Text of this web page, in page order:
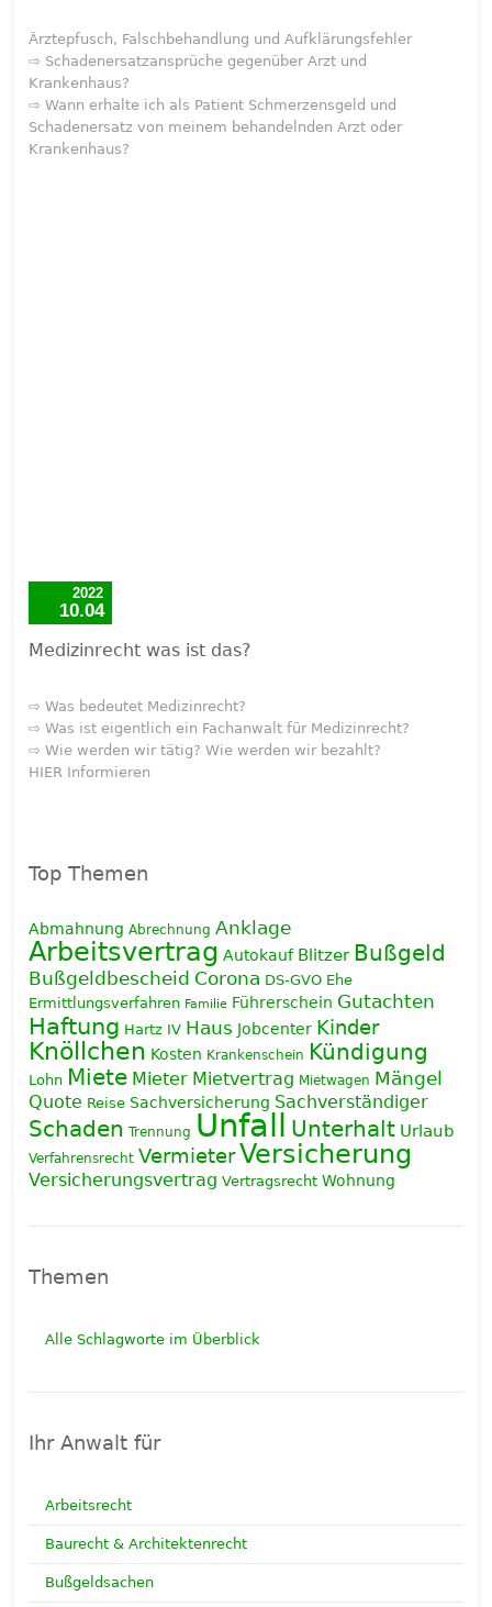
Ärztepfusch, Falschbehandlung und Aufklärungsfehler
⇨ Schadenersatzansprüche gegenüber Arzt und
Krankenhaus?
⇨ Wann erhalte ich als Patient Schmerzensgeld und
Schadenersatz von meinem behandelnden Arzt oder
Krankenhaus?
2022
10.04
Medizinrecht was ist das?
⇨ Was bedeutet Medizinrecht?
⇨ Was ist eigentlich ein Fachanwalt für Medizinrecht?
⇨ Wie werden wir tätig? Wie werden wir bezahlt?
HIER Informieren
Top Themen
Abmahnung Abrechnung Anklage
Arbeitsvertrag Autokauf Blitzer Bußgeld
Bußgeldbescheid Corona DS-GVO Ehe
Ermittlungsverfahren Familie Führerschein Gutachten
Haftung Hartz IV Haus Jobcenter Kinder
Knöllchen Kosten Krankenschein Kündigung
Lohn Miete Mieter Mietvertrag Mietwagen Mängel
Quote Reise Sachversicherung Sachverständiger
Schaden Trennung Unfall Unterhalt Urlaub
Verfahrensrecht VermieterVersicherung
Versicherungsvertrag Vertragsrecht Wohnung
Themen
Alle Schlagworte im Überblick
Ihr Anwalt für
Arbeitsrecht
Baurecht & Architektenrecht
Bußgeldsachen